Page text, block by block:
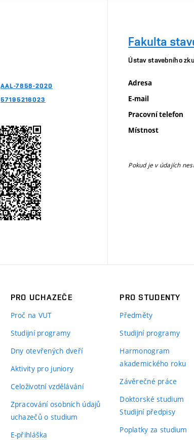
AAL-7858-2020
57195216023
Fakulta
Ústav stavebního
Adresa
E-mail
Pracovní telefon
Místnost
Pokud je v údajích
PRO UCHAZEČE
Proč na VUT
Studijní programy
Dny otevřených dveří
Aktivity pro juniory
Celoživotní vzdělávání
Zpracování osobních údajů
uchazečů o studium
E-přihláška
PRO STUDENTY
Předměty
Studijní programy
Harmonogram
akademického roku
Závěrečné práce
Doktorské studium
Studijní předpisy
Poplatky za studium